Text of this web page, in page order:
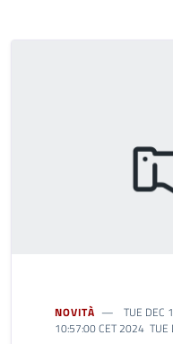
NOVITÀ
TUE DEC
10:57:00 CET 2024 TUE